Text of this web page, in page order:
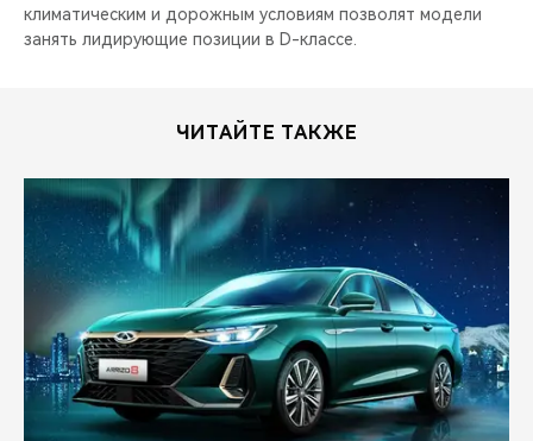
климатическим и дорожным условиям позволят модели
занять лидирующие позиции в D-классе.
ЧИТАЙТЕ ТАКЖЕ